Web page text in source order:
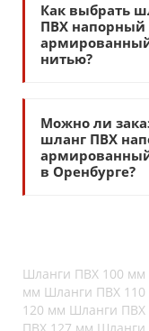
Как выбрать
ПВХ напорный
нитью?
Можно ли
шланг ПВХ
в Оренбурге?
Шланги ПВХ 100 мм
мм Шланги ПВХ
120 мм Шланги ПВХ